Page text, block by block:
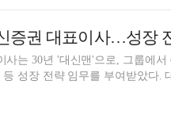
사는 30년 '대신맨'으로, 그룹에서
무를 부여받았다. 대신증권은 24일 정기 주주총회